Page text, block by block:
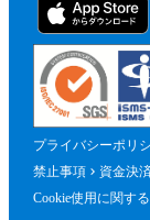
プライバシーポリ
禁止事項
資金決
Cookie使用に関す